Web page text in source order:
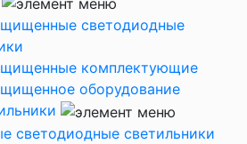
светодиодные
комплектующие
оборудование
светодиодные светильники